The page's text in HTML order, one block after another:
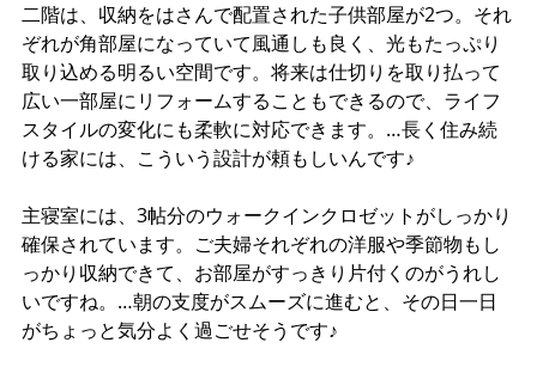
二階は、収納をはさんで配置された子供部屋が2つ。それ
ぞれが角部屋になっていて風通しも良く、光もたっぷり
取り込める明るい空間です。将来は仕切りを取り払って
広い一部屋にリフォームすることもできるので、ライフ
スタイルの変化にも柔軟に対応できます。…長く住み続
ける家には、こういう設計が頼もしいんです♪
主寝室には、3帖分のウォークインクロゼットがしっかり
確保されています。ご夫婦それぞれの洋服や季節物もし
っかり収納できて、お部屋がすっきり片付くのがうれし
いですね。…朝の支度がスムーズに進むと、その日一日
がちょっと気分よく過ごせそうです♪